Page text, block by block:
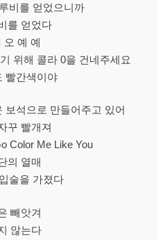
비를 얻었으니까
를 얻었다
오 예 예
위해 콜라 0을 건네주세요
빨간색이야
보석으로 만들어주고 있어
꾸 빨개져
Color Me Like You
의 열매
술을 가졌다
빼앗겨
않는다